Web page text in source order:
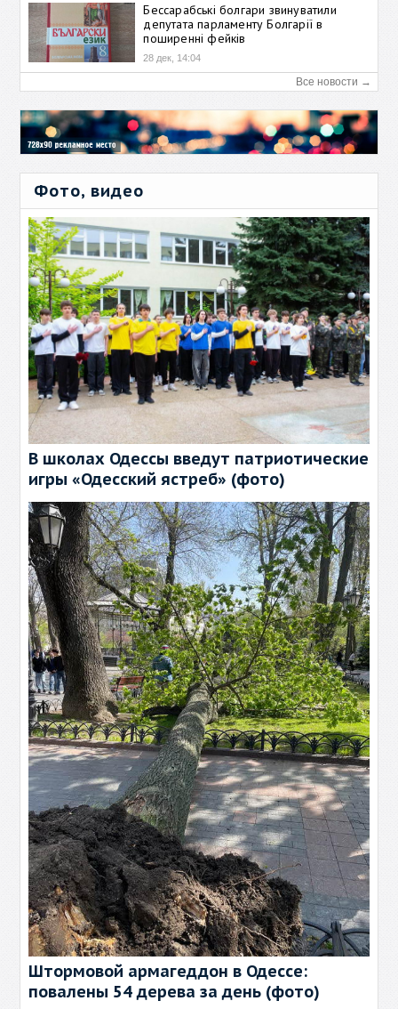
Бессарабські болгари звинуватили
депутата парламенту Болгарії в
поширенні фейків
28 дек, 14:04
Все новости →
Фото, видео
В школах Одессы введут патриотические
игры «Одесский ястреб» (фото)
Штормовой армагеддон в Одессе:
повалены 54 дерева за день (фото)